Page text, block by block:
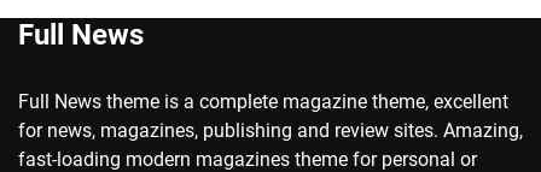
Full News
Full News theme is a complete magazine theme, excellent
for news, magazines, publishing and review sites. Amazing,
fast-loading modern magazines theme for personal or